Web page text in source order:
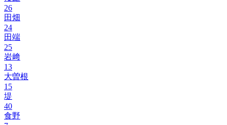
26
田畑
24
田端
25
岩﨑
13
大曽根
15
堤
40
食野